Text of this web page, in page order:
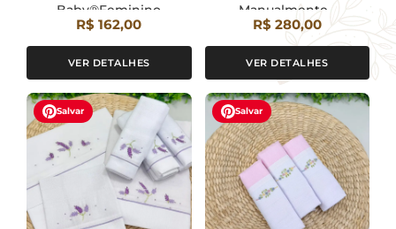
Baby®Feminino
R$ 162,00
VER DETALHES
Manualmente -
Encomenda
R$ 280,00
VER DETALHES
Salvar Salvar